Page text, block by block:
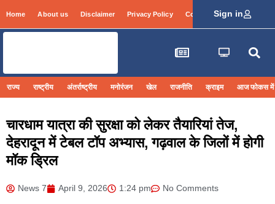
Home About us Disclaimer Privacy Policy Contact Info Login
Sign in
राज्य राष्ट्रीय अंतर्राष्ट्रीय मनोरंजन खेल राजनीति क्राइम आज फोकस में
चारधाम यात्रा की सुरक्षा को लेकर तैयारियां तेज,
देहरादून में टेबल टॉप अभ्यास, गढ़वाल के जिलों में होगी
मॉक ड्रिल
News 7 April 9, 2026 1:24 pm No Comments